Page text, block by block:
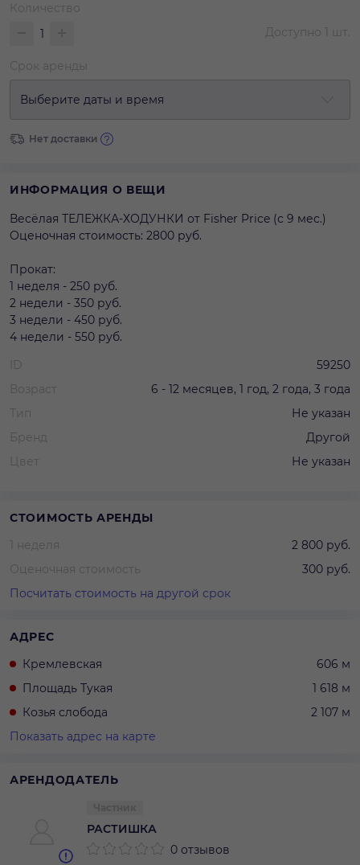
Количество
Доступно 1 шт.
Срок аренды
Выберите даты и время
Нет доставки
ИНФОРМАЦИЯ О ВЕЩИ
Весёлая ТЕЛЕЖКА-ХОДУНКИ от Fisher Price (с 9 мес.)
Оценочная стоимость: 2800 руб.
Прокат:
1 неделя - 250 руб.
2 недели - 350 руб.
3 недели - 450 руб.
4 недели - 550 руб.
ID
59250
Возраст
6 - 12 месяцев, 1 год, 2 года, 3 года
Тип
Не указан
Бренд
Другой
Цвет
Не указан
СТОИМОСТЬ АРЕНДЫ
1 неделя
2 800 руб.
Оценочная стоимость
300 руб.
Посчитать стоимость на другой срок
АДРЕС
Кремлевская
606 м
Площадь Тукая
1 618 м
Козья слобода
2 107 м
Показать адрес на карте
АРЕНДОДАТЕЛЬ
РАСТИШКА
0 отзывов